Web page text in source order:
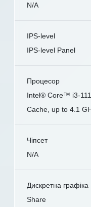
N/A
IPS-level
IPS-level Panel
Процесор
Intel® Core™ i3-
Cache, up to 4.1
Чіпсет
N/A
Дискретна графіка
Share